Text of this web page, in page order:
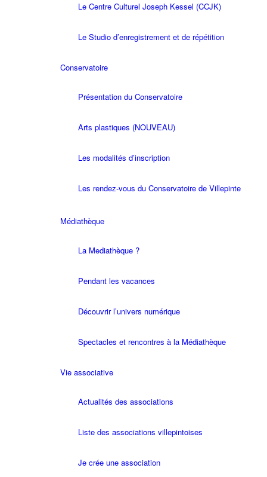
Le Centre Culturel Joseph Kessel (CCJK)
Le Studio d’enregistrement et de répétition
Conservatoire
Présentation du Conservatoire
Arts plastiques (NOUVEAU)
Les modalités d’inscription
Les rendez-vous du Conservatoire de Villepinte
Médiathèque
La Mediathèque ?
Pendant les vacances
Découvrir l’univers numérique
Spectacles et rencontres à la Médiathèque
Vie associative
Actualités des associations
Liste des associations villepintoises
Je crée une association